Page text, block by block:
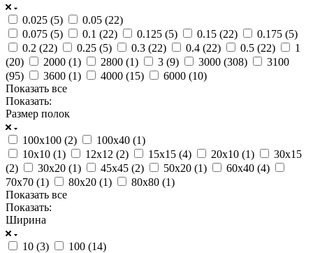
0.025 (5) 0.05 (22)
0.075 (5) 0.1 (22) 0.125 (5) 0.15 (22) 0.175 (5)
0.2 (22) 0.25 (5) 0.3 (22) 0.4 (22) 0.5 (22)
1
(20) 2000 (1) 2800 (1) 3 (9) 3000 (308)
3100
(95) 3600 (1) 4000 (15) 6000 (10)
Показать все
Показать:
Размер полок
100х100 (2) 100х40 (1)
10х10 (1) 12х12 (2) 15х15 (4) 20х10 (1)
30х15
(2) 30х20 (1) 45х45 (2) 50х20 (1) 60х40 (4)
70х70 (1) 80х20 (1) 80х80 (1)
Показать все
Показать:
Ширина
10 (3) 100 (14)